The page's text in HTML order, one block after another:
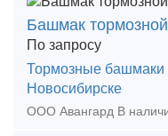
Башмак
По запросу
Тормозные башмаки
Новосибирске